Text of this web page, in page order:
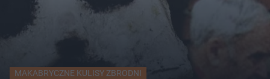
MAKABRYCZNE KULISY ZBRODNI